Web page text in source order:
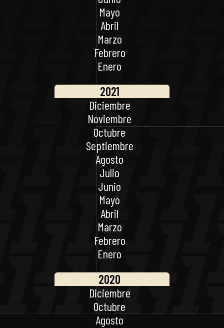
Mayo
Abril
Marzo
Febrero
Enero
2021
Diciembre
Noviembre
Octubre
Septiembre
Agosto
Julio
Junio
Mayo
Abril
Marzo
Febrero
Enero
2020
Diciembre
Octubre
Agosto